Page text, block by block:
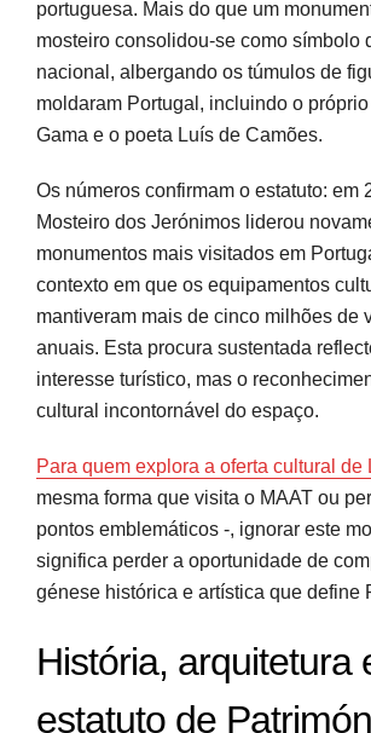
portuguesa. Mais do que um
mosteiro consolidou-se como símbolo
nacional, albergando os túmulos de
moldaram Portugal, incluindo o
Gama e o poeta Luís de Camões.
Os números confirmam o estatuto: em
Mosteiro dos Jerónimos liderou
monumentos mais visitados em
contexto em que os equipamentos
mantiveram mais de cinco milhões de
anuais. Esta procura sustentada
interesse turístico, mas o
cultural incontornável do espaço.
Para quem explora a oferta cultural de
mesma forma que visita o MAAT ou
pontos emblemáticos -, ignorar este
significa perder a oportunidade de
génese histórica e artística que define
História, arquitetura
estatuto de